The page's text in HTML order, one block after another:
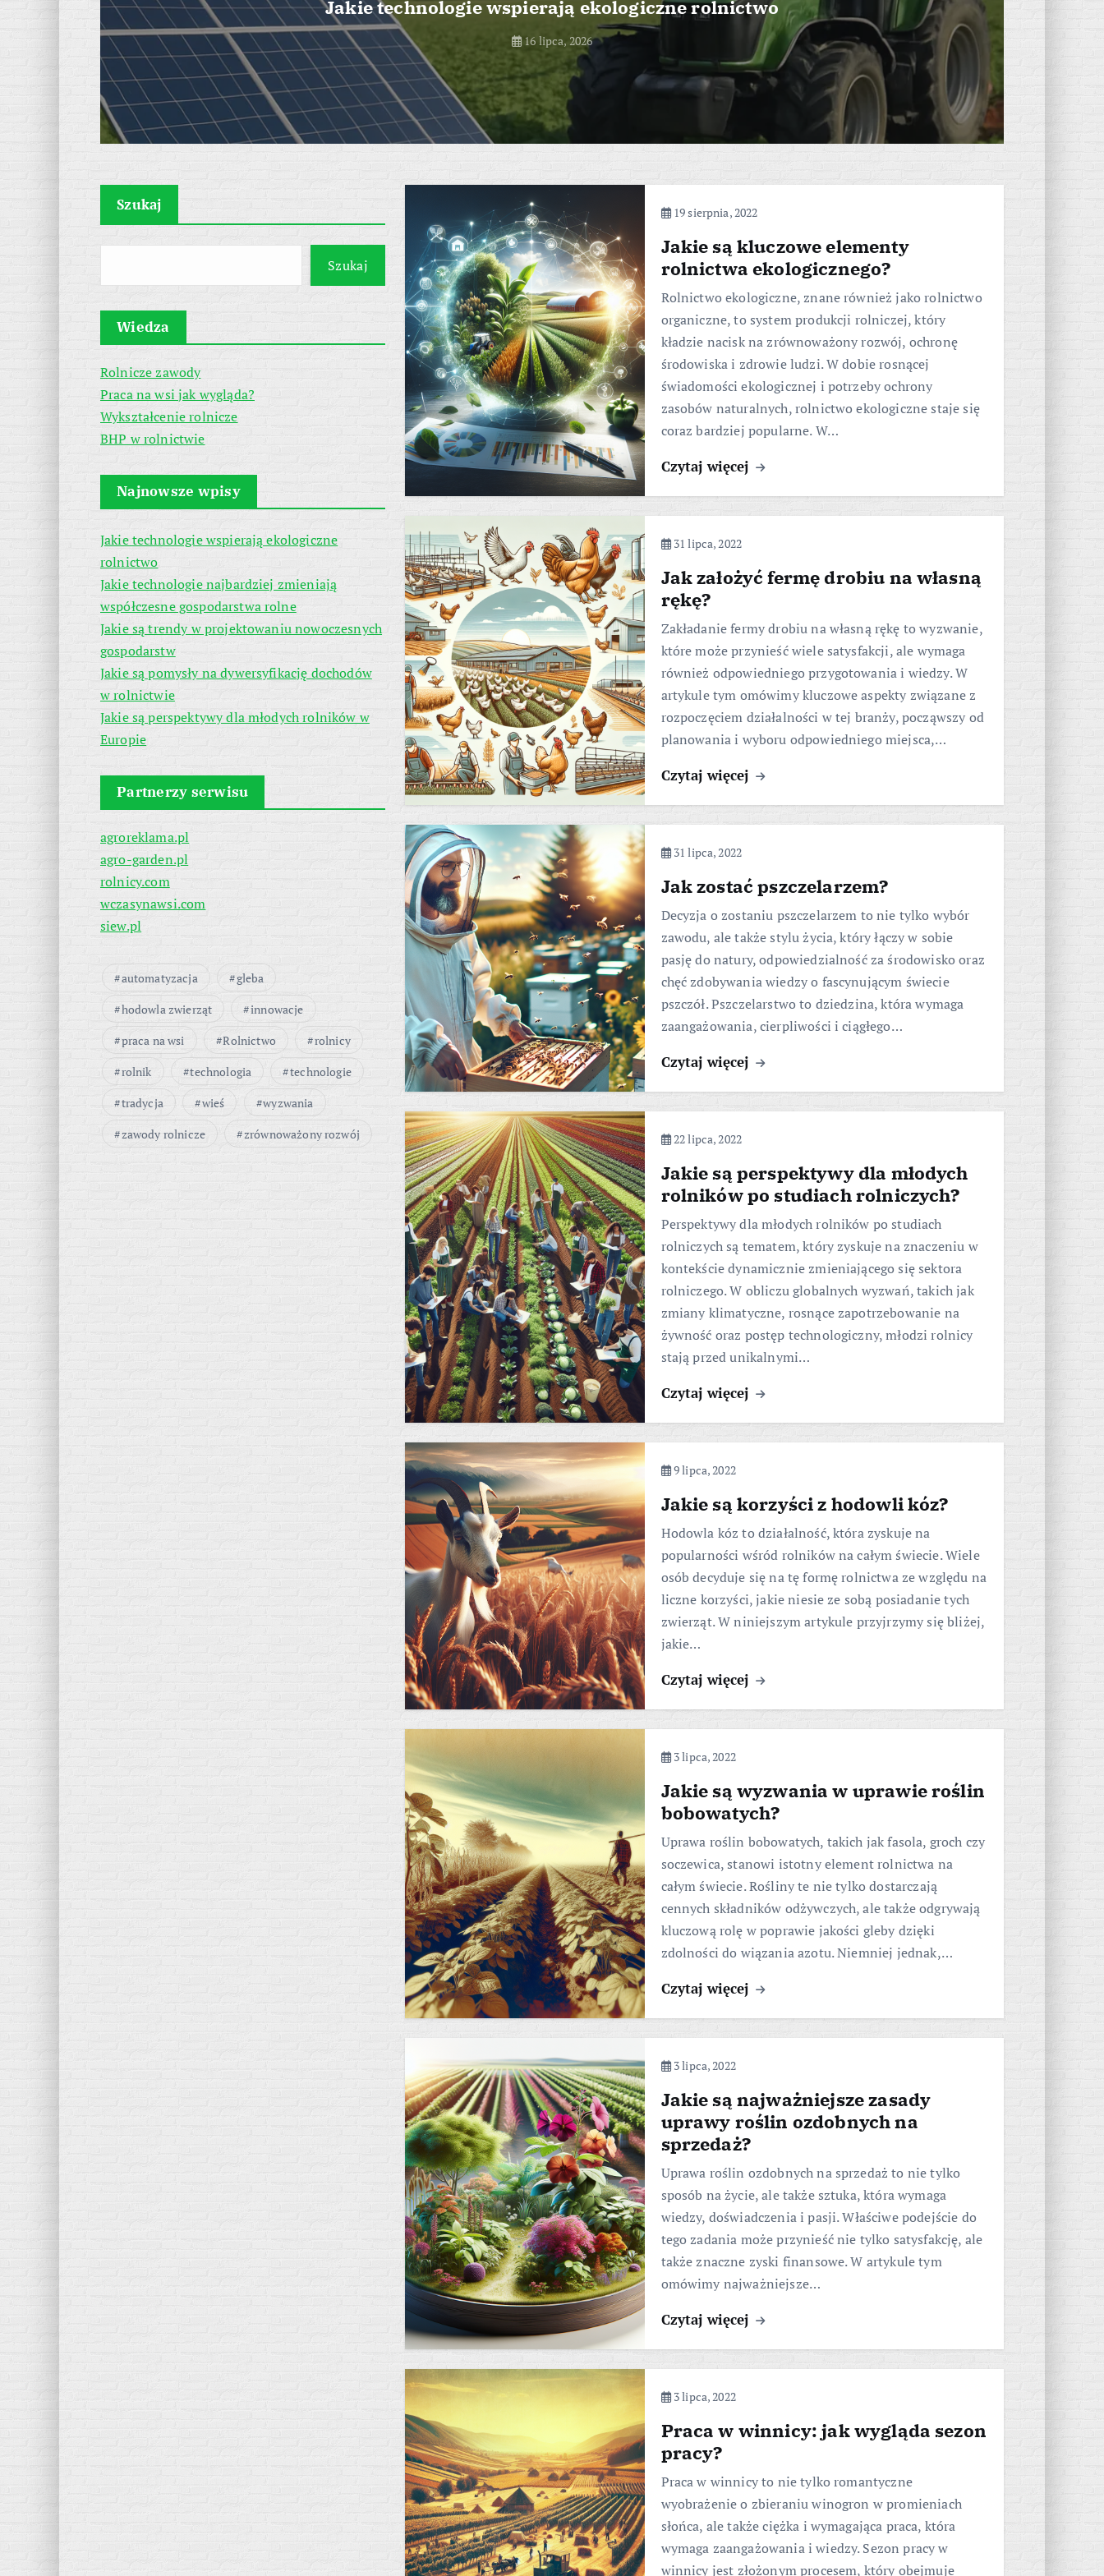
Jakie technologie wspierają ekologiczne rolnictwo
16 lipca, 2026
Szukaj
Szukaj
Wiedza
Rolnicze zawody
Praca na wsi jak wygląda?
Wykształcenie rolnicze
BHP w rolnictwie
Najnowsze wpisy
Jakie technologie wspierają ekologiczne
rolnictwo
Jakie technologie najbardziej zmieniają
współczesne gospodarstwa rolne
Jakie są trendy w projektowaniu nowoczesnych
gospodarstw
Jakie są pomysły na dywersyfikację dochodów
w rolnictwie
Jakie są perspektywy dla młodych rolników w
Europie
Partnerzy serwisu
agroreklama.pl
agro-garden.pl
rolnicy.com
wczasynawsi.com
siew.pl
automatyzacja
gleba
hodowla zwierząt
innowacje
praca na wsi
Rolnictwo
rolnicy
rolnik
technologia
technologie
tradycja
wieś
wyzwania
zawody rolnicze
zrównoważony rozwój
19 sierpnia, 2022
Jakie są kluczowe elementy
rolnictwa ekologicznego?
Rolnictwo ekologiczne, znane również jako rolnictwo
organiczne, to system produkcji rolniczej, który
kładzie nacisk na zrównoważony rozwój, ochronę
środowiska i zdrowie ludzi. W dobie rosnącej
świadomości ekologicznej i potrzeby ochrony
zasobów naturalnych, rolnictwo ekologiczne staje się
coraz bardziej popularne. W…
Czytaj więcej
31 lipca, 2022
Jak założyć fermę drobiu na własną
rękę?
Zakładanie fermy drobiu na własną rękę to wyzwanie,
które może przynieść wiele satysfakcji, ale wymaga
również odpowiedniego przygotowania i wiedzy. W
artykule tym omówimy kluczowe aspekty związane z
rozpoczęciem działalności w tej branży, począwszy od
planowania i wyboru odpowiedniego miejsca,…
Czytaj więcej
31 lipca, 2022
Jak zostać pszczelarzem?
Decyzja o zostaniu pszczelarzem to nie tylko wybór
zawodu, ale także stylu życia, który łączy w sobie
pasję do natury, odpowiedzialność za środowisko oraz
chęć zdobywania wiedzy o fascynującym świecie
pszczół. Pszczelarstwo to dziedzina, która wymaga
zaangażowania, cierpliwości i ciągłego…
Czytaj więcej
22 lipca, 2022
Jakie są perspektywy dla młodych
rolników po studiach rolniczych?
Perspektywy dla młodych rolników po studiach
rolniczych są tematem, który zyskuje na znaczeniu w
kontekście dynamicznie zmieniającego się sektora
rolniczego. W obliczu globalnych wyzwań, takich jak
zmiany klimatyczne, rosnące zapotrzebowanie na
żywność oraz postęp technologiczny, młodzi rolnicy
stają przed unikalnymi…
Czytaj więcej
9 lipca, 2022
Jakie są korzyści z hodowli kóz?
Hodowla kóz to działalność, która zyskuje na
popularności wśród rolników na całym świecie. Wiele
osób decyduje się na tę formę rolnictwa ze względu na
liczne korzyści, jakie niesie ze sobą posiadanie tych
zwierząt. W niniejszym artykule przyjrzymy się bliżej,
jakie…
Czytaj więcej
3 lipca, 2022
Jakie są wyzwania w uprawie roślin
bobowatych?
Uprawa roślin bobowatych, takich jak fasola, groch czy
soczewica, stanowi istotny element rolnictwa na
całym świecie. Rośliny te nie tylko dostarczają
cennych składników odżywczych, ale także odgrywają
kluczową rolę w poprawie jakości gleby dzięki
zdolności do wiązania azotu. Niemniej jednak,…
Czytaj więcej
3 lipca, 2022
Jakie są najważniejsze zasady
uprawy roślin ozdobnych na
sprzedaż?
Uprawa roślin ozdobnych na sprzedaż to nie tylko
sposób na życie, ale także sztuka, która wymaga
wiedzy, doświadczenia i pasji. Właściwe podejście do
tego zadania może przynieść nie tylko satysfakcję, ale
także znaczne zyski finansowe. W artykule tym
omówimy najważniejsze…
Czytaj więcej
3 lipca, 2022
Praca w winnicy: jak wygląda sezon
pracy?
Praca w winnicy to nie tylko romantyczne
wyobrażenie o zbieraniu winogron w promieniach
słońca, ale także ciężka i wymagająca praca, która
wymaga zaangażowania i wiedzy. Sezon pracy w
winnicy jest złożonym procesem, który obejmuje